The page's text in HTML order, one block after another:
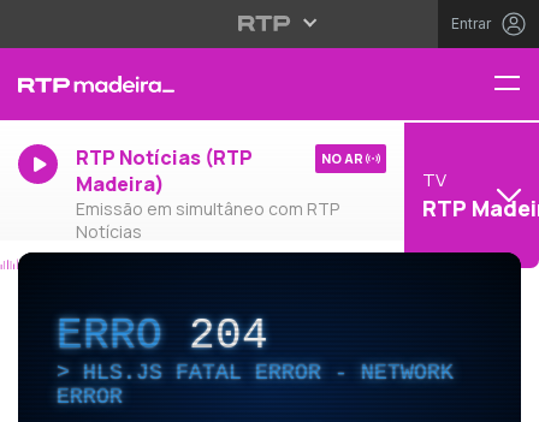
Entrar
RTP Notícias (RTP
Madeira)
Emissão em simultâneo com RTP
Notícias
NO AR
TV
RTP
ERRO204
HLS.JS FATAL ERROR - NETWORK
ERROR